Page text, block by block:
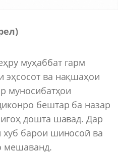
муҳаббат гарм
ва нақшаҳои
муносибатҳои
бештар ба назар
дошта шавад. Дар
хуб барои шиносоӣ ва
мешаванд.